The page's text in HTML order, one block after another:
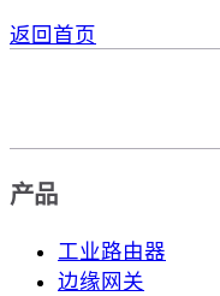
返回首页
产品
工业路由器
边缘网关